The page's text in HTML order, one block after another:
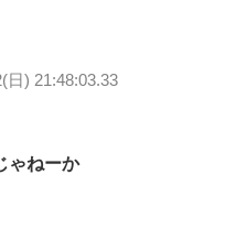
日) 21:48:03.33
ゃねーか